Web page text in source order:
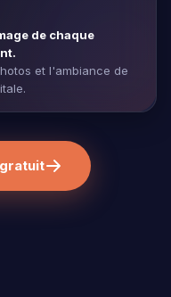
de chaque
et l'ambiance de